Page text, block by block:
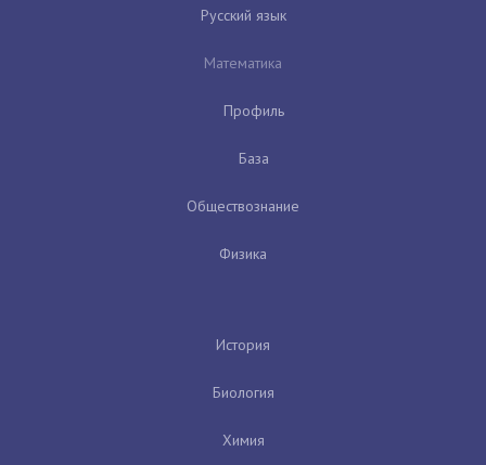
Русский язык
Математика
Профиль
База
Обществознание
Физика
История
Биология
Химия